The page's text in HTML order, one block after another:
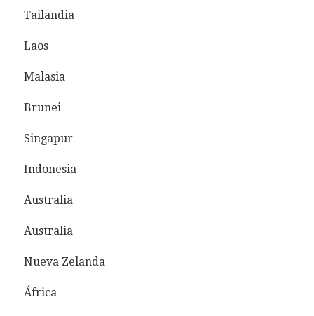
Tailandia
Laos
Malasia
Brunei
Singapur
Indonesia
Australia
Australia
Nueva Zelanda
África